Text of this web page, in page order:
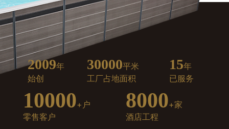
2009年
始创
30000平米
工厂占地面积
15年
已服务
10000+户
零售客户
8000+家
酒店工程